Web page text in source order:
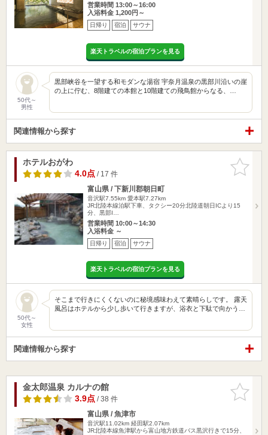
営業時間 13:00～16:00
入浴料金 1,200円～
日帰り 宿泊 サウナ
楽天トラベルの宿泊プランを見る
50代～
男性
黒部峡谷を一望する和モダンな湯宿 宇奈月温泉の黒部川沿いの崖
の上に佇む、8階建ての本館と10階建ての飛鳥館からなる、…
関連情報から探す
お気に入
りに追加
ホテルおがわ
4.0点/ 17 件
富山県 / 下新川郡朝日町
音沢駅7.55km 愛本駅7.27km
JR北陸本線泊駅下車、タクシー20分北陸道朝日ICより15
分、黒部I…
営業時間 10:00～14:30
入浴料金 ～
日帰り 宿泊 サウナ
楽天トラベルの宿泊プランを見る
50代～
女性
そこまで行きにくくないのに秘境感味わえて素晴らしです。 露天
風呂はホテルから少し歩いて行きますが、浴衣と下駄で向かう…
関連情報から探す
お気に入
りに追加
金太郎温泉 カルナの館
3.9点/ 38 件
富山県 / 魚津市
音沢駅11.02km 経田駅2.07km
JR北陸本線魚津駅から富山地方鉄道バス黒沢行きで15分、